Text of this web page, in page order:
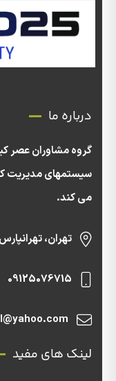
درباره ما
سیستمهای مدیریت
می کند.
تهران، تهرانپارس،190 پلاک
09125076715
لینک های مفید